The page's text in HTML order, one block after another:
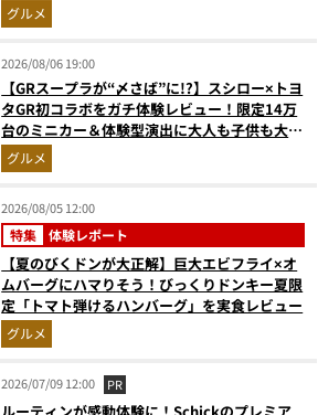
ラプリンまで本気レビュー
グルメ
2026/08/06 19:00
【GRスープラが“〆さば”に!?】スシロー×トヨ
タGR初コラボをガチ体験レビュー！限定14万
台のミニカー＆体験型演出に大人も子供も大興
奮間違いなし
グルメ
2026/08/05 12:00
特集 体験レポート
【夏のびくドンが大正解】巨大エビフライ×オ
ムバーグにハマりそう！びっくりドンキー夏限
定「トマト弾けるハンバーグ」を実食レビュー
グルメ
2026/07/09 12:00 PR
ルーティンが感動体験に！Schickのプレミア